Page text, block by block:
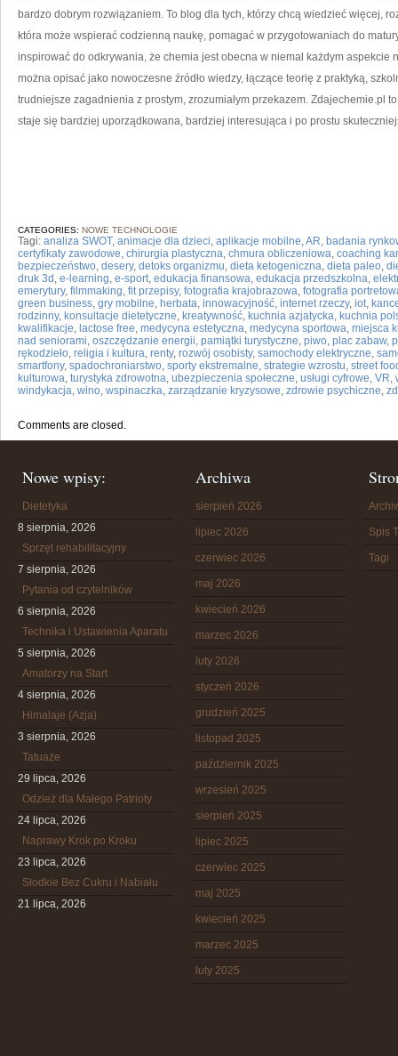
bardzo dobrym rozwiązaniem. To blog dla tych, którzy chcą wiedzieć więcej,
która może wspierać codzienną naukę, pomagać w przygotowaniach do
inspirować do odkrywania, że chemia jest obecna w niemal każdym aspekcie
można opisać jako nowoczesne źródło wiedzy, łączące teorię z praktyką,
trudniejsze zagadnienia z prostym, zrozumiałym przekazem. Zdajechemie.pl
staje się bardziej uporządkowana, bardziej interesująca i po prostu
CATEGORIES: NOWE TECHNOLOGIE
Tagi: analiza SWOT, animacje dla dzieci, aplikacje mobilne,AR, badania
certyfikaty zawodowe, chirurgia plastyczna, chmura obliczeniowa, coaching
bezpieczeństwo, desery, detoks organizmu, dieta ketogeniczna, dieta paleo,
druk 3d , e-learning, e-sport, edukacja finansowa, edukacja przedszkolna,
emerytury, filmmaking, fit przepisy, fotografia krajobrazowa, fotografia
green business, gry mobilne, herbata, innowacyjność, internet rzeczy, iot,
rodzinny, konsultacje dietetyczne, kreatywność, kuchnia azjatycka, kuchnia
kwalifikacje, lactose free, medycyna estetyczna, medycyna sportowa, miejsca
nad seniorami, oszczędzanie energii, pamiątki turystyczne, piwo, plac zabaw,
rękodzieło, religia i kultura, renty, rozwój osobisty, samochody elektryczne,
smartfony, spadochroniarstwo, sporty ekstremalne, strategie wzrostu, street
kulturowa, turystyka zdrowotna, ubezpieczenia społeczne, usługi cyfrowe, VR,
windykacja, wino, wspinaczka, zarządzanie kryzysowe, zdrowie psychiczne,
Comments are closed.
Nowe wpisy:
Dietetyka
8 sierpnia, 2026
Sprzęt rehabilitacyjny
7 sierpnia, 2026
Pytania od czytelników
6 sierpnia, 2026
Technika i Ustawienia Aparatu
5 sierpnia, 2026
Amatorzy na Start
4 sierpnia, 2026
Himalaje (Azja)
3 sierpnia, 2026
Tatuaże
29 lipca, 2026
Odzież dla Małego Patrioty
24 lipca, 2026
Naprawy Krok po Kroku
23 lipca, 2026
Słodkie Bez Cukru i Nabiału
21 lipca, 2026
Archiwa
sierpień 2026
lipiec 2026
czerwiec 2026
maj 2026
kwiecień 2026
marzec 2026
luty 2026
styczeń 2026
grudzień 2025
listopad 2025
październik 2025
wrzesień 2025
sierpień 2025
lipiec 2025
czerwiec 2025
maj 2025
kwiecień 2025
marzec 2025
luty 2025
Spis
Tagi